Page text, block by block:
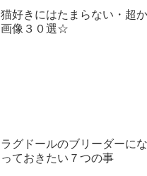
猫好きにはたまらない・超
画像３０選☆
ラグドールのブリーダーに
っておきたい７つの事